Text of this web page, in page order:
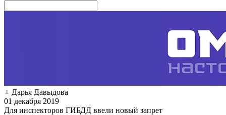
Дарья Давыдова
01 декабря 2019
Для инспекторов ГИБДД ввели новый запрет